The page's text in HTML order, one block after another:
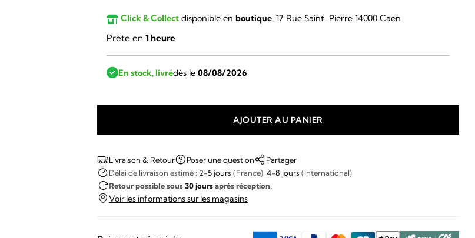
Click & Collect disponible en boutique, 17 Rue Saint-Pierre 14000 Caen
Prête en 1 heure
En stock, livrédès le 08/08/2026
Frédérique
Constant
-
Classic
Small
AJOUTER AU PANIER
Livraison & Retour Poser une question
Partager
Délai de livraison estimé : 2-5 jours (France), 4-8 jours (International)
Retour possible sous30 joursaprès réception.
Voir les informations sur les magasins